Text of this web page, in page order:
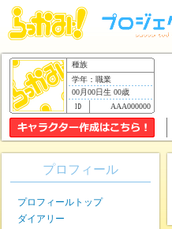
種族
学年：職業
00月00日生 00歳
AAA000000
プロフィール
プロフィールトップ
ダイアリー